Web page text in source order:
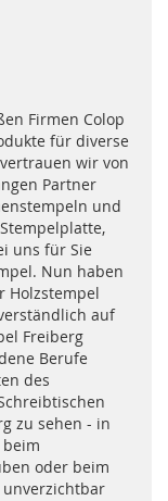
Firmen Colop
für diverse
wir von
Partner
und
uns für Sie
Nun haben
Holzstempel
auf
Freiberg
Berufe
des
zu sehen - in
oder beim